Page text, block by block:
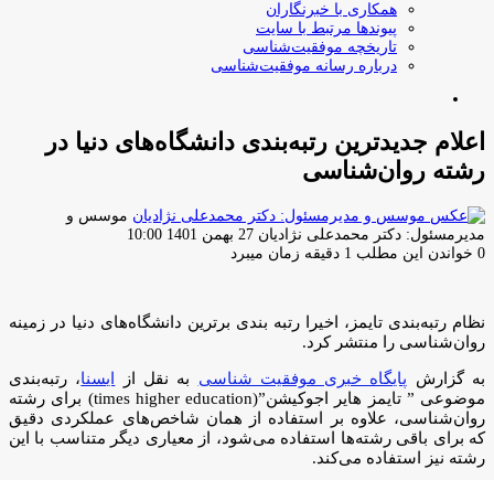
همکاری با خبرنگاران
پیوندها مرتبط با سایت
تاریخچه موفقیت‌شناسی
درباره رسانه موفقیت‌شناسی
اعلام جدیدترین رتبه‌بندی دانشگاه‌های دنیا در
رشته روان‌شناسی
موسس و
مدیرمسئول: دکتر محمدعلی نژادیان ارسال
ایمیل
27 بهمن 1401 10:00
0 خواندن این مطلب 1 دقیقه زمان میبرد
نظام رتبه‌بندی تایمز، اخیرا رتبه بندی برترین دانشگاه‌های دنیا در زمینه
روان‌شناسی را منتشر کرد.
به گزارش پایگاه خبری موفقیت شناسی به نقل از ایسنا، رتبه‌بندی
موضوعی ” تایمز هایر اجوکیشن”(times higher education) برای رشته
روان‌شناسی، علاوه بر استفاده از همان شاخص‌های عملکردی دقیق
که برای باقی رشته‌ها استفاده می‌شود، از معیاری دیگر متناسب با این
رشته نیز استفاده می‌کند.